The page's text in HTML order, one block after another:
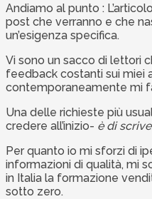
Andiamo al punto :
post che verranno e che
un’esigenza specifica.
Vi sono un sacco di lettori
feedback costanti sui miei
contemporaneamente mi
Una delle richieste più
credere all’inizio- è di
Per quanto io mi sforzi di
informazioni di qualità, mi
in Italia la formazione
sotto zero.